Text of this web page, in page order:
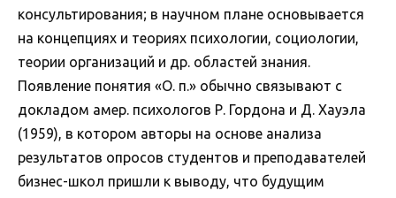
консультирования; в научном плане основывается
на концепциях и теориях психологии, социологии,
теории организаций и др. областей знания.
Появление понятия «О. п.» обычно связывают с
докладом амер. психологов Р. Гордона и Д. Хауэла
(1959), в котором авторы на основе анализа
результатов опросов студентов и преподавателей
бизнес-школ пришли к выводу, что будущим